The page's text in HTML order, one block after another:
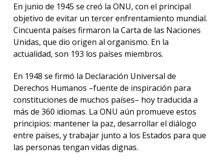
En junio de 1945 se creó la ONU, con el principal
objetivo de evitar un tercer enfrentamiento mundial.
Cincuenta países firmaron la Carta de las Naciones
Unidas, que dio origen al organismo. En la
actualidad, son 193 los países miembros.
En 1948 se firmó la Declaración Universal de
Derechos Humanos –fuente de inspiración para
constituciones de muchos países– hoy traducida a
más de 360 idiomas. La ONU aún promueve estos
principios: mantener la paz, desarrollar el diálogo
entre países, y trabajar junto a los Estados para que
las personas tengan vidas dignas.